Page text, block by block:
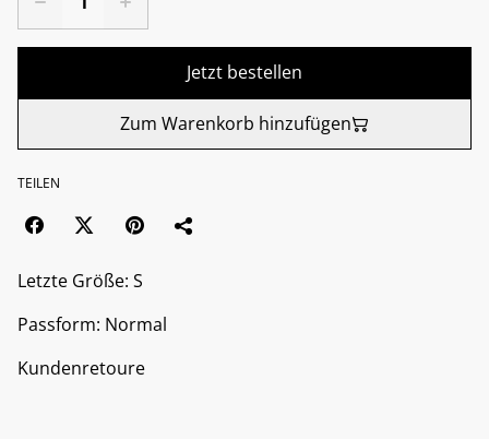
Jetzt bestellen
Zum Warenkorb hinzufügen
TEILEN
Letzte Größe: S
Passform: Normal
Kundenretoure